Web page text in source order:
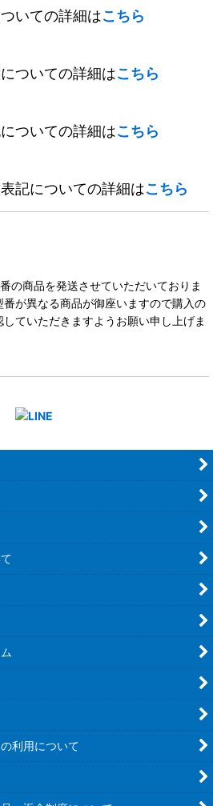
いての詳細はこちら
ついての詳細はこちら
ついての詳細はこちら
記についての詳細はこちら
の商品を発送させていただいておりま
が異なる商品が御座いますので購入の
ていただきますようお願い申し上げま
利用について